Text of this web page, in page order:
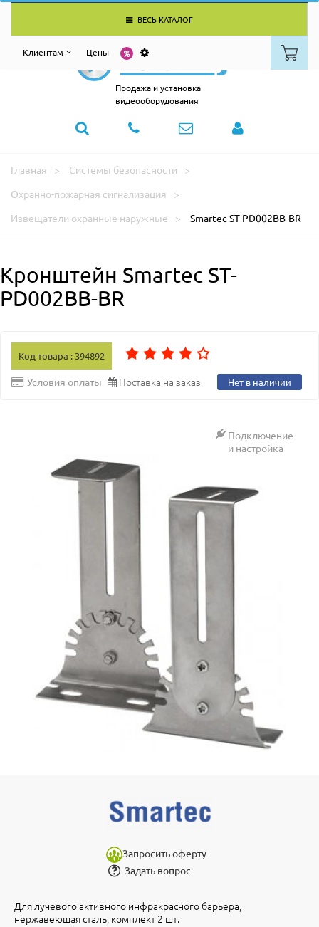
ВЕСЬ КАТАЛОГ
Клиентам Цены
Продажа и установка
видеооборудования
Главная
Системы безопасности
Охранно-пожарная сигнализация
Извещатели охранные наружные
Smartec ST-PD002BB-BR
Кронштейн Smartec ST-
PD002BB-BR
Код товара : 394892
Условия оплаты Поставка на заказ Нет в наличии
Подключение
и настройка
Запросить оферту
Задать вопрос
Для лучевого активного инфракрасного барьера,
нержавеющая сталь, комплект 2 шт.